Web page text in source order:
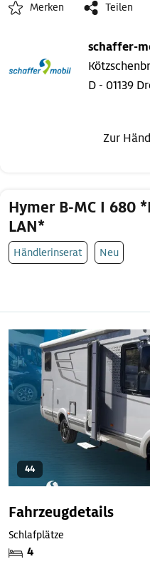
Merken Teilen
schaffer-
D - 01139
Zur
Hymer B-MC I 680
LAN*
Händlerinserat Neu
44
Fahrzeugdetails
Schlafplätze
4